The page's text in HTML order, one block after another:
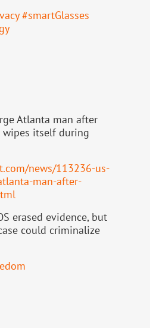
#smartGlasses
Atlanta man after
wipes itself during
news/113236-us-
man-after-
erased evidence, but
could criminalize